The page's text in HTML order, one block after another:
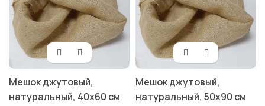
Мешок джутовый,
натуральный, 40х60 см
Мешок джутовый,
натуральный, 50х90 см